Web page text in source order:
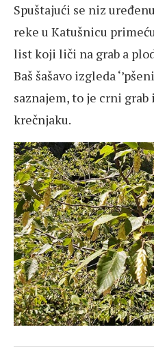
Spuštajući se niz
reke u Katušnicu
list koji liči na grab a
Baš šašavo izgleda
saznajem, to je crni grab
krečnjaku.